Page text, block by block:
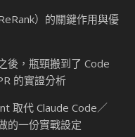
）的關鍵作用與優
後，瓶頸搬到了 Code
的實證分析
取代 Claude Code／
的一份實戰設定